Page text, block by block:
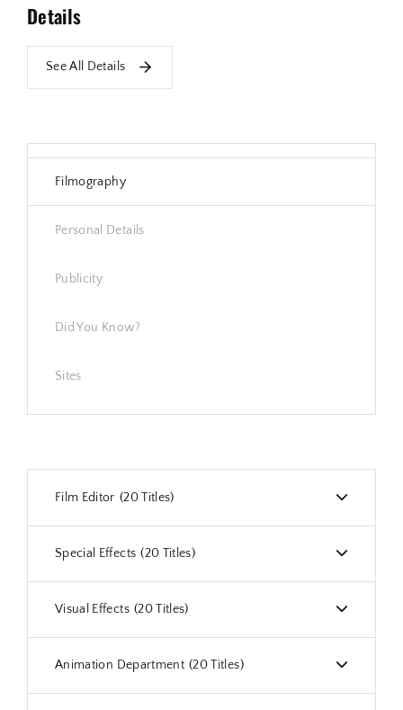
Details
See All Details
Filmography
Personal Details
Publicity
Did You Know?
Sites
Film Editor 20 Titles
Special Effects 20 Titles
Visual Effects 20 Titles
Animation Department 20 Titles